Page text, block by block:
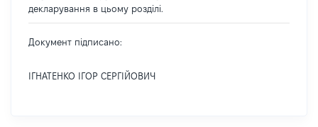
декларування в цьому розділі.
Документ підписано:
ІГНАТЕНКО ІГОР СЕРГІЙОВИЧ